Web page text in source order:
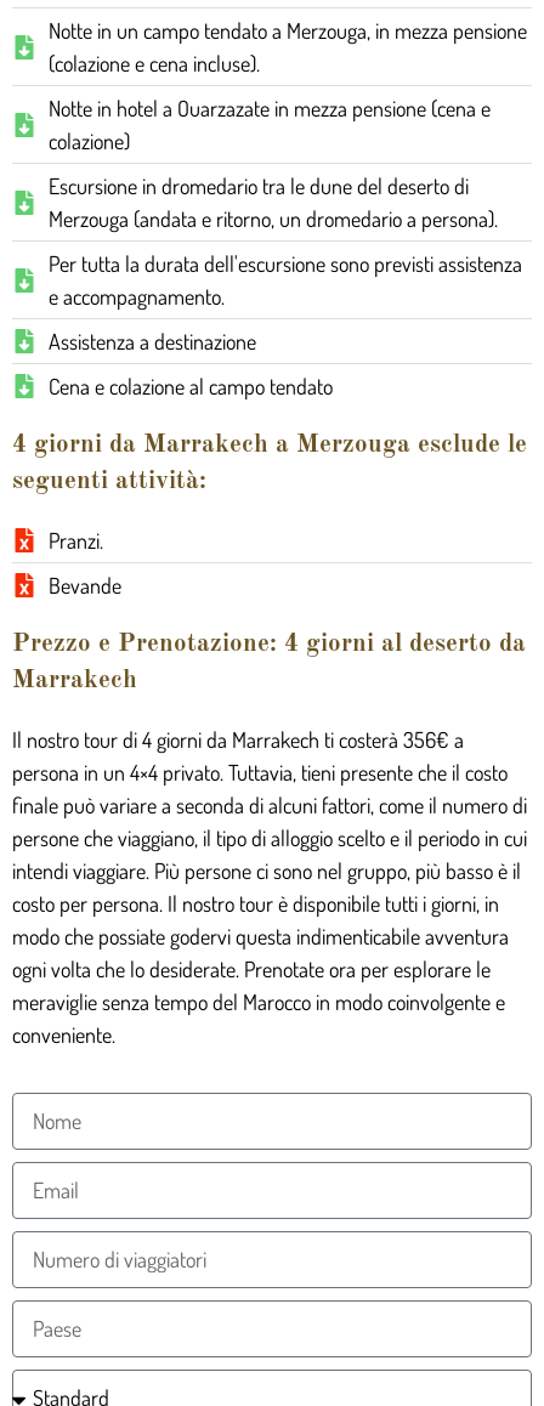
Notte in un campo tendato a Merzouga, in mezza pensione
(colazione e cena incluse).
Notte in hotel a Ouarzazate in mezza pensione (cena e
colazione)
Escursione in dromedario tra le dune del deserto di
Merzouga (andata e ritorno, un dromedario a persona).
Per tutta la durata dell'escursione sono previsti assistenza
e accompagnamento.
Assistenza a destinazione
Cena e colazione al campo tendato
4 giorni da Marrakech a Merzouga esclude le
seguenti attività:
Pranzi.
Bevande
Prezzo e Prenotazione: 4 giorni al deserto da
Marrakech
Il nostro tour di 4 giorni da Marrakech ti costerà 356€ a
persona in un 4×4 privato. Tuttavia, tieni presente che il costo
finale può variare a seconda di alcuni fattori, come il numero di
persone che viaggiano, il tipo di alloggio scelto e il periodo in cui
intendi viaggiare. Più persone ci sono nel gruppo, più basso è il
costo per persona. Il nostro tour è disponibile tutti i giorni, in
modo che possiate godervi questa indimenticabile avventura
ogni volta che lo desiderate. Prenotate ora per esplorare le
meraviglie senza tempo del Marocco in modo coinvolgente e
conveniente.